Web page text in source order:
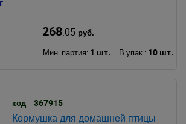
268.05руб.
Мин. партия: 1 шт. В упак.: 10 шт.
код 367915
Кормушка для домашней птицы